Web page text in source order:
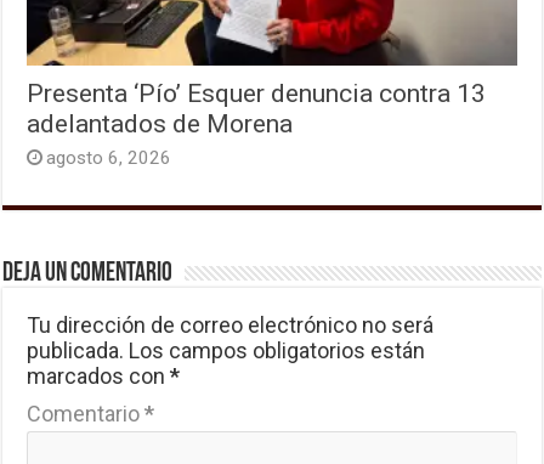
Presenta ‘Pío’ Esquer denuncia contra 13
adelantados de Morena
agosto 6, 2026
Deja un comentario
Tu dirección de correo electrónico no será
publicada. Los campos obligatorios están
marcados con*
Comentario*